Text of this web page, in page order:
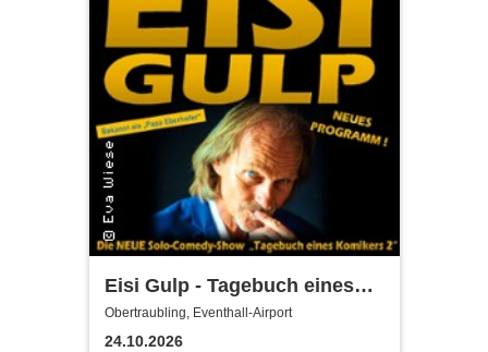
Eisi Gulp - Tagebuch eines
Komikers 2 (neues
Programm)
Obertraubling, Eventhall-Airport
24.10.2026